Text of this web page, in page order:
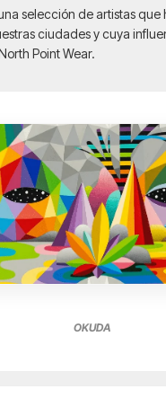
selección de artistas
ciudades y cuya
Point Wear.
OKUDA